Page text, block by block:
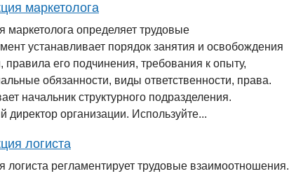
маркетолога
маркетолога определяет трудовые
устанавливает порядок занятия и освобождения
правила его подчинения, требования к опыту,
обязанности, виды ответственности, права.
начальник структурного подразделения.
директор организации. Используйте...
логиста
логиста регламентирует трудовые взаимоотношения.